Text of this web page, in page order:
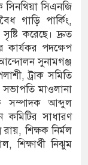
সিনথিয়া সিএনজি
গাড়ি পার্কিং,
সৃষ্টি করেছে। দ্রুত
কার্যকর পদক্ষেপ
সুনামগঞ্জ
ট্রাক সমিতি
মাওলানা
সম্পাদক আব্দুল
কমিটির সাধারণ
শিক্ষক নির্মল
শিক্ষার্থী নিঝুম